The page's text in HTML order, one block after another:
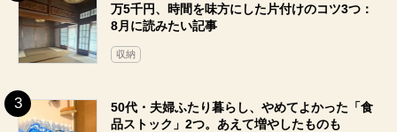
万5千円、時間を味方にした片付けのコツ3つ：
8月に読みたい記事
収納
50代・夫婦ふたり暮らし、やめてよかった「食
品ストック」2つ。あえて増やしたものも